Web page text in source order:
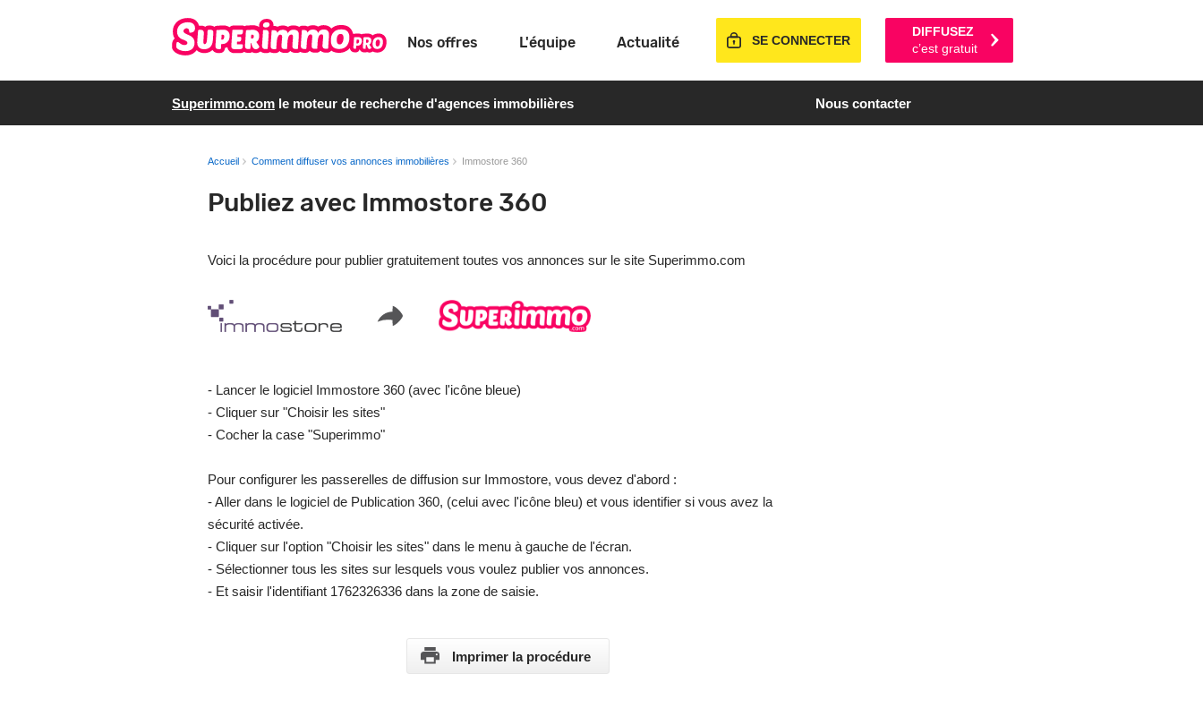
Nos offres L'équipe Actualité SE CONNECTER
DIFFUSEZ
c’est gratuit
Superimmo.com le moteur de recherche d'agences immobilières Nous contacter
Accueil Comment diffuser vos annonces immobilières Immostore 360
Publiez avec Immostore 360
Voici la procédure pour publier gratuitement toutes vos annonces sur le site Superimmo.com
- Lancer le logiciel Immostore 360 (avec l'icône bleue)
- Cliquer sur "Choisir les sites"
- Cocher la case "Superimmo"
Pour configurer les passerelles de diffusion sur Immostore, vous devez d'abord :
- Aller dans le logiciel de Publication 360, (celui avec l'icône bleu) et vous identifier si vous avez la
sécurité activée.
- Cliquer sur l'option "Choisir les sites" dans le menu à gauche de l'écran.
- Sélectionner tous les sites sur lesquels vous voulez publier vos annonces.
- Et saisir l'identifiant 1762326336 dans la zone de saisie.
Imprimer la procédure